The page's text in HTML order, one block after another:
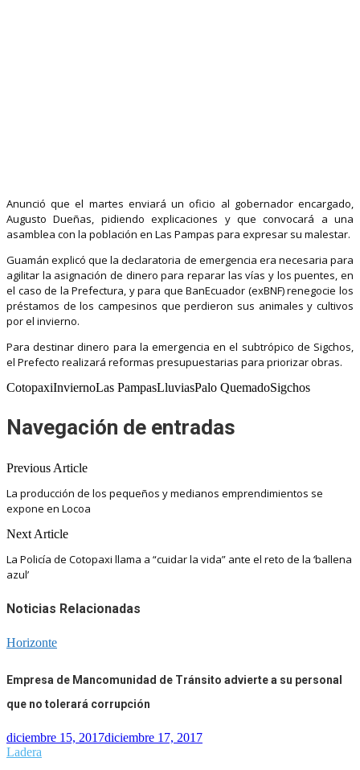
Anunció que el martes enviará un oficio al gobernador encargado,
Augusto Dueñas, pidiendo explicaciones y que convocará a una
asamblea con la población en Las Pampas para expresar su malestar.
Guamán explicó que la declaratoria de emergencia era necesaria para
agilitar la asignación de dinero para reparar las vías y los puentes, en
el caso de la Prefectura, y para que BanEcuador (exBNF) renegocie los
préstamos de los campesinos que perdieron sus animales y cultivos
por el invierno.
Para destinar dinero para la emergencia en el subtrópico de Sigchos,
el Prefecto realizará reformas presupuestarias para priorizar obras.
CotopaxiInviernoLas PampasLluviasPalo QuemadoSigchos
Navegación de entradas
Previous Article
La producción de los pequeños y medianos emprendimientos se
expone en Locoa
Next Article
La Policía de Cotopaxi llama a “cuidar la vida” ante el reto de la ‘ballena
azul’
Noticias Relacionadas
Horizonte
Empresa de Mancomunidad de Tránsito advierte a su personal
que no tolerará corrupción
diciembre 15, 2017diciembre 17, 2017
Ladera